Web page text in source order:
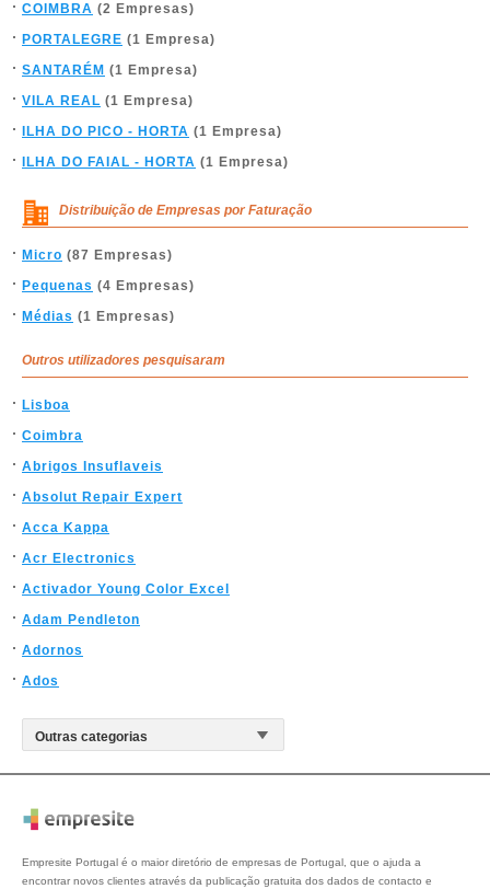
COIMBRA (2 Empresas)
PORTALEGRE (1 Empresa)
SANTARÉM (1 Empresa)
VILA REAL (1 Empresa)
ILHA DO PICO - HORTA (1 Empresa)
ILHA DO FAIAL - HORTA (1 Empresa)
Distribuição de Empresas por Faturação
Micro (87 Empresas)
Pequenas (4 Empresas)
Médias (1 Empresas)
Outros utilizadores pesquisaram
Lisboa
Coimbra
Abrigos Insuflaveis
Absolut Repair Expert
Acca Kappa
Acr Electronics
Activador Young Color Excel
Adam Pendleton
Adornos
Ados
Empresite Portugal é o maior diretório de empresas de Portugal, que o ajuda a
encontrar novos clientes através da publicação gratuita dos dados de contacto e